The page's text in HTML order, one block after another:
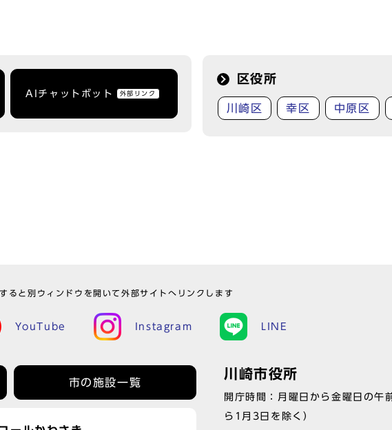
AIチャットボット 外部リンク
区役所
川崎区 幸区 中原区
ると別ウィンドウを開いて外部サイトへリンクします
YouTube Instagram LINE
市の施設一覧
川崎市役所
開庁時間：月曜日から金曜日の
ら1月3日を除く）